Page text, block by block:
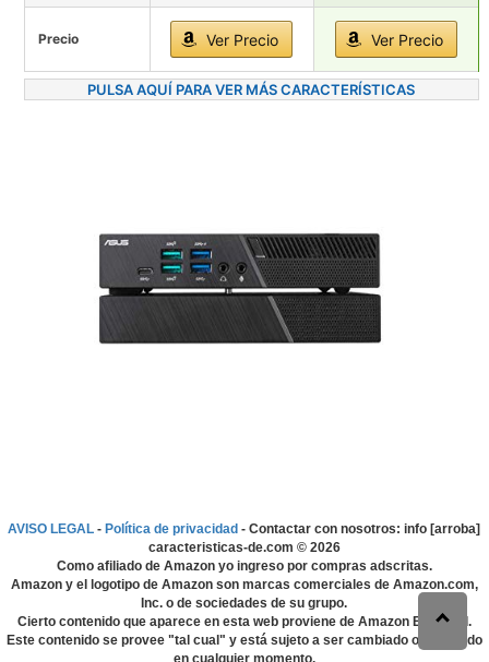
Precio Ver Precio Ver Precio
PULSA AQUÍ PARA VER MÁS CARACTERÍSTICAS
AVISO LEGAL -Política de privacidad - Contactar con nosotros: info [arroba]
caracteristicas-de.com © 2026
Como afiliado de Amazon yo ingreso por compras adscritas.
Amazon y el logotipo de Amazon son marcas comerciales de Amazon.com,
Inc. o de sociedades de su grupo.
Cierto contenido que aparece en esta web proviene de Amazon EU S.à r.l.
Este contenido se provee "tal cual" y está sujeto a ser cambiado o eliminado
en cualquier momento.